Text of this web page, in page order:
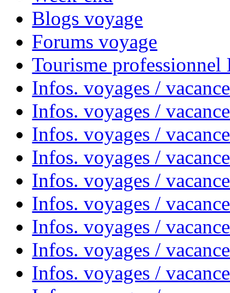
Blogs voyage
Forums voyage
Tourisme
Infos. voyages /
Infos. voyages /
Infos. voyages /
Infos. voyages /
Infos. voyages /
Infos. voyages /
Infos. voyages /
Infos. voyages /
Infos. voyages /